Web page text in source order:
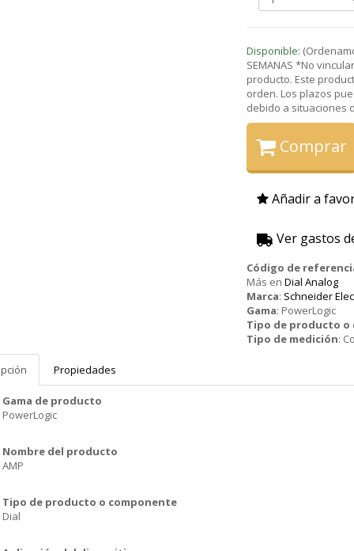
Disponible:
SEMANAS *No
producto. Este
orden. Los plazos
debido a situaciones
Comprar
Añadir a
Ver gastos
Código de
Más enDial Analog
Marca: Schneider
Gama: PowerLogic
Tipo de producto o
Tipo de medición:
Propiedades
Gama de producto
PowerLogic
Nombre del producto
AMP
Tipo de producto o componente
Dial